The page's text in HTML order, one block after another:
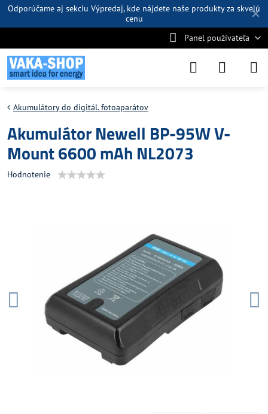
✕
Odporúčame aj sekciu Výpredaj, kde nájdete naše produkty za skvelú
cenu
Panel používateľa
Akumulátory do digitál. fotoaparátov
Akumulátor Newell BP-95W V-
Mount 6600 mAh NL2073
Hodnotenie